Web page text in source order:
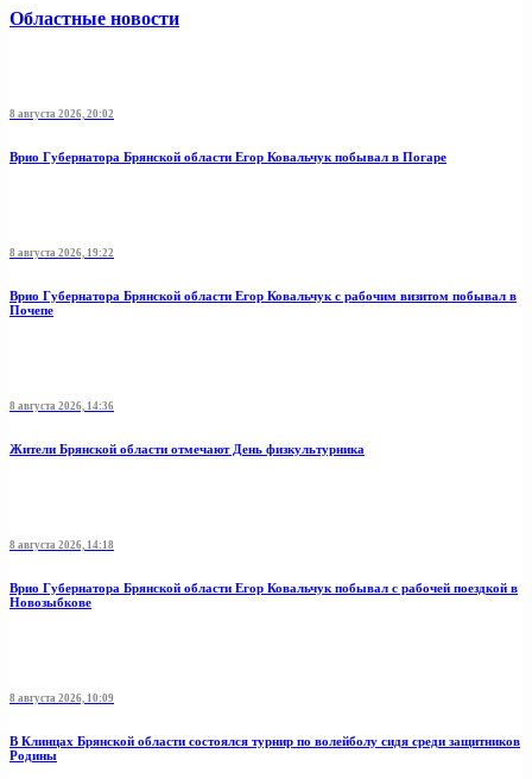
Областные новости
8 августа 2026, 20:02
Врио Губернатора Брянской области Егор Ковальчук побывал в Погаре
8 августа 2026, 19:22
Врио Губернатора Брянской области Егор Ковальчук с рабочим визитом побывал в
Почепе
8 августа 2026, 14:36
Жители Брянской области отмечают День физкультурника
8 августа 2026, 14:18
Врио Губернатора Брянской области Егор Ковальчук побывал с рабочей поездкой в
Новозыбкове
8 августа 2026, 10:09
В Клинцах Брянской области состоялся турнир по волейболу сидя среди защитников
Родины